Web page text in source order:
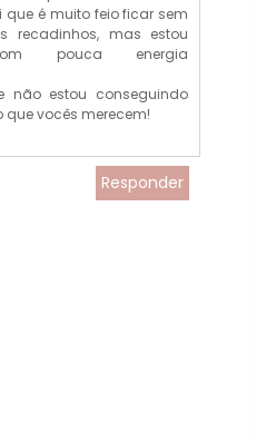
que é muito feio ficar sem
recadinhos, mas estou
pouca energia
não estou conseguindo
vocês merecem!
Responder